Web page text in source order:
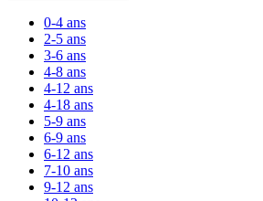
0-4 ans
2-5 ans
3-6 ans
4-8 ans
4-12 ans
4-18 ans
5-9 ans
6-9 ans
6-12 ans
7-10 ans
9-12 ans